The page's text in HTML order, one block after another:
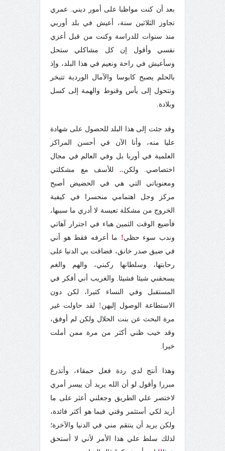
بعد أن كنت مواظبا على أمور ديني. عمري
تجاوز الثلاثين سنة، أعيش في بلد أوربي
منذ سنوات للدراسة وكنت من قبل أعزي
نفسي وأقول إن كل مشاكلي ستحل
وسأعيش في راحة ونعيم في هذا البلد، وإذ
بالحلم يصبح كابوسا والآمال الوردية تتبخر
وتتحول إلى يأس وقنوط والهمة إلى كسل
وبلادة.
وقد جئت إلى هذا البلد للحصول على شهادة
عليا منه، وأنا الآن في أحسن المراكز
العلمية في أوربا بل وفي العالم في مجال
اختصاصي. ولكن.. للأسف مع مشكلتي
ومعنوياتي التي هي في الحضيض أصبح
مركز وجل اهتمامي منحسرا في كيفية
الخروج من مشكلة تعيسة لا أدري ما سببها،
فأضيع الوقت الثمين هباء في اجترار آهاتي
وندب سوء حظي! ما أعرفه فقط هو أني
في ضيق صدر خانق، فضاقت بي الدنيا على
رحابتها، وسلطانها ركبني، والهم والغم
يسحقني شيئا فشيئا.
والغريب أني أفكر في
المستقبل وفي النساء كثيرا، لكن دون
الاستطاعة الوصول إليهن! لقد حاولت غير
مرة البحث عن بنت الحلال ولكن لم أوفق،
وقد خيب ظني أكثر من مرة ممن أملت
خيرا.
وهذا أنتج لدي ردة فعل حمقاء، وأتذرع
مبررا وأقول لو أن الله يريد أن ييسر أمري
لاختصر علي الطريق وجعلني أعثر على ما
أريد لكي أستثمر وقتي فيما هو أكثر فائدة،
ولكن يريد أن ينتقم مني في الدنيا والآخرة؛
لذلك سلط علي هذا الأمر لأني لا أستحق